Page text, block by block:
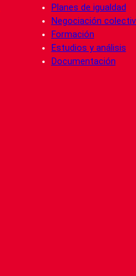
Planes de igualdad
Negociación
Formación
Estudios y análisis
Documentación